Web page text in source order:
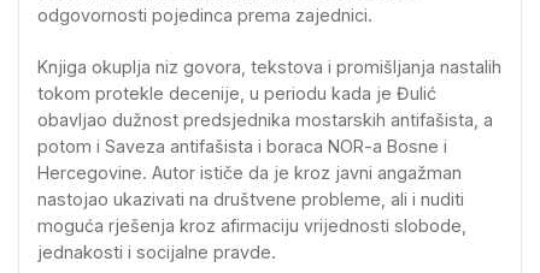
odgovornosti pojedinca prema zajednici.
Knjiga okuplja niz govora, tekstova i promišljanja nastalih
tokom protekle decenije, u periodu kada je Đulić
obavljao dužnost predsjednika mostarskih antifašista, a
potom i Saveza antifašista i boraca NOR-a Bosne i
Hercegovine. Autor ističe da je kroz javni angažman
nastojao ukazivati na društvene probleme, ali i nuditi
moguća rješenja kroz afirmaciju vrijednosti slobode,
jednakosti i socijalne pravde.